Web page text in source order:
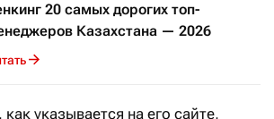
20 самых дорогих топ-
Казахстана — 2026
указывается на его сайте,